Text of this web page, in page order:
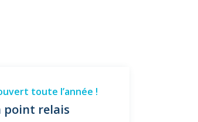
toute l’année !
point relais